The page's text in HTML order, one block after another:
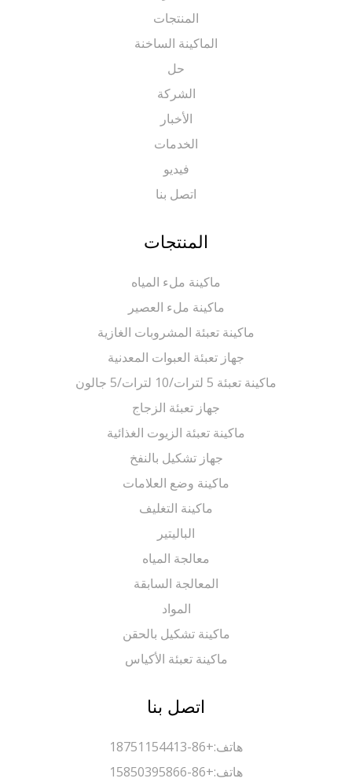
المنتجات
الماكينة الساخنة
الشركة
الخدمات
اتصل بنا
المنتجات
ماكينة ملء المياه
ماكينة ملء العصير
ماكينة تعبئة المشروبات الغازية
جهاز تعبئة العبوات المعدنية
ماكينة تعبئة 5 لترات/10 لترات/5 جالون
جهاز تعبئة الزجاج
ماكينة تعبئة الزيوت الغذائية
جهاز تشكيل بالنفخ
ماكينة وضع العلامات
ماكينة التغليف
الباليتير
معالجة المياه
المعالجة السابقة
ماكينة تشكيل بالحقن
ماكينة تعبئة الأكياس
اتصل بنا
+86-18751154413
+86-15850395866